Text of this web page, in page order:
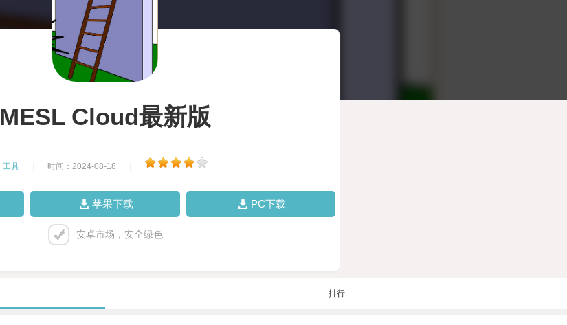
MESL Cloud最新版
工具 时间：2024-08-18
苹果下载 PC下载
安卓市场，安全绿色
排行